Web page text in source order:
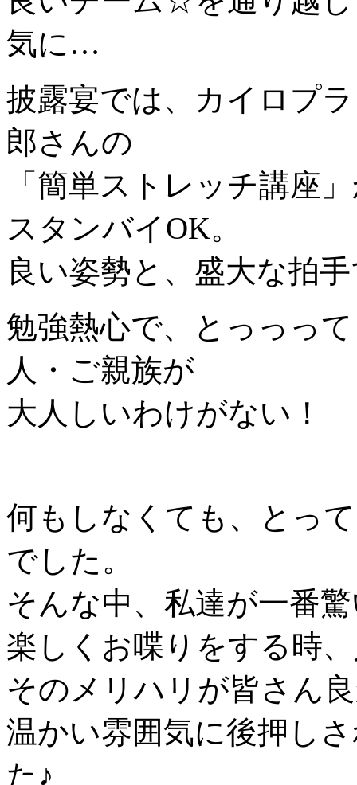
気に…
披露宴では、カイロプ
郎さんの
「簡単ストレッチ講座
スタンバイOK。
良い姿勢と、盛大な拍
勉強熱心で、とっっっ
人・ご親族が
大人しいわけがない！
何もしなくても、とっ
でした。
そんな中、私達が一番
楽しくお喋りをする時
そのメリハリが皆さん
温かい雰囲気に後押し
た♪